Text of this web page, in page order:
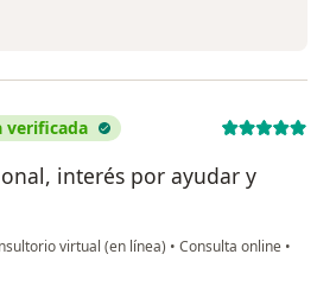
verificada
interés por ayudar y
virtual (en línea) • Consulta online •